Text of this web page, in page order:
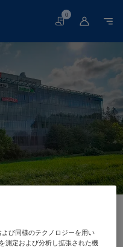
買
物
0
Suomi Oy
Suomi
び同様のテクノロジーを用い
測定および分析し拡張された機